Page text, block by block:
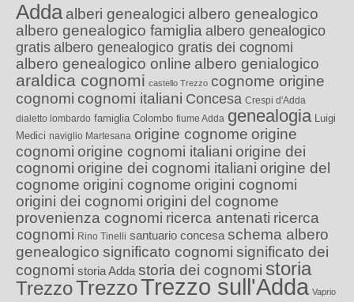
Adda alberi genealogici albero genealogico
albero genealogico famiglia albero genealogico
gratis albero genealogico gratis dei cognomi
albero genealogico online albero genialogico
araldica cognomi castello Trezzo cognome origine
cognomi cognomi italiani Concesa Crespi d'Adda
dialetto lombardo famiglia Colombo fiume Adda genealogia Luigi
Medici naviglio Martesana origine cognome origine
cognomi origine cognomi italiani origine dei
cognomi origine dei cognomi italiani origine del
cognome origini cognome origini cognomi
origini dei cognomi origini del cognome
provenienza cognomi ricerca antenati ricerca
cognomi Rino Tinelli santuario concesa schema albero
genealogico significato cognomi significato dei
cognomi storia Adda storia dei cognomi storia
TrezzoTrezzoTrezzo sull'Adda Vaprio